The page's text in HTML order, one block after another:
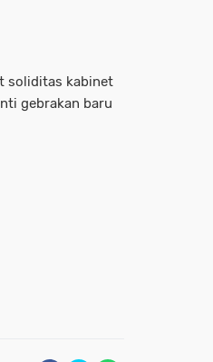
soliditas kabinet
gebrakan baru